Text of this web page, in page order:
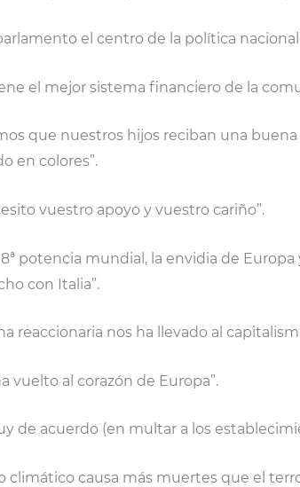
el centro de la política
el mejor sistema financiero de la
que nuestros hijos reciban una
en colores”.
vuestro apoyo y vuestro cariño”.
8ª potencia mundial, la envidia de
con Italia”.
reaccionaria nos ha llevado al
vuelto al corazón de Europa”.
de acuerdo (en multar a los
climático causa más muertes que el